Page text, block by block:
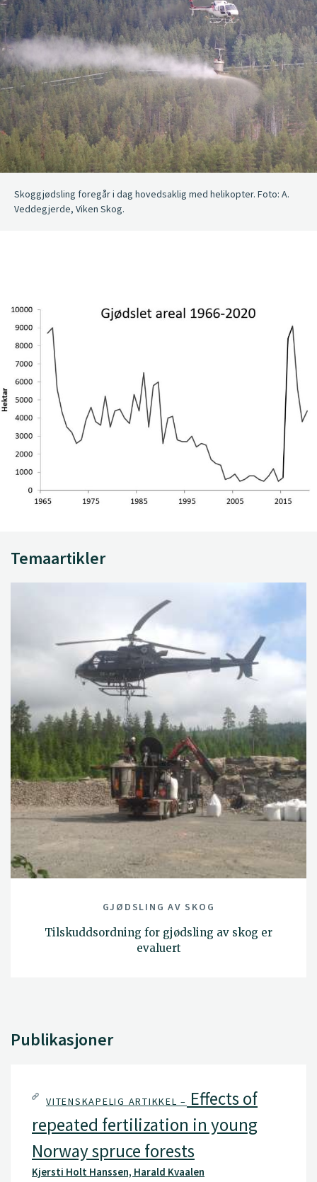
Skoggjødsling foregår i dag hovedsaklig med helikopter. Foto: A.
Veddegjerde, Viken Skog.
Temaartikler
GJØDSLING AV SKOG
Tilskuddsordning for gjødsling av skog er
evaluert
Publikasjoner
VITENSKAPELIG ARTIKKEL – Effects of
repeated fertilization in young
Norway spruce forests
Kjersti Holt Hanssen, Harald Kvaalen